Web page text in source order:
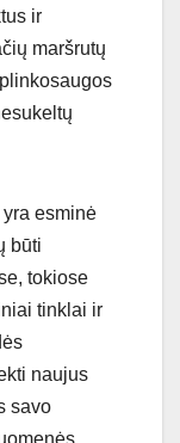
ir
maršrutų
esminė
būti
tokiose
tinklai ir
naujus
savo